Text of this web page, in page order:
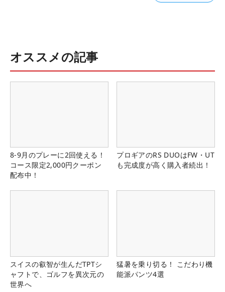
オススメの記事
8-9月のプレーに2回使える！
コース限定2,000円クーポン
配布中！
プロギアのRS DUOはFW・UT
も完成度が高く購入者続出！
スイスの叡智が生んだTPTシ
ャフトで、ゴルフを異次元の
世界へ
猛暑を乗り切る！ こだわり機
能派パンツ4選